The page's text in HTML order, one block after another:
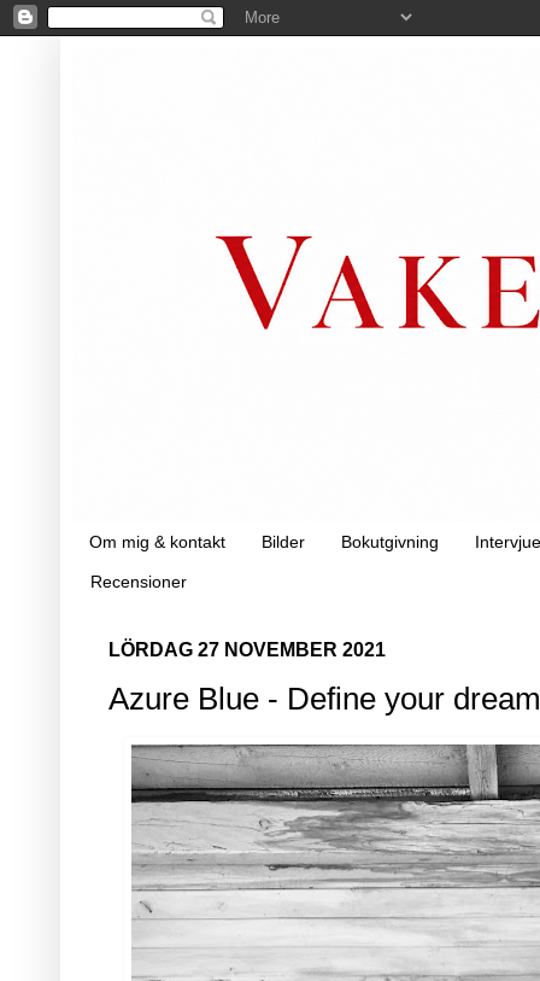
Om mig & kontakt Bilder Bokutgivning
Recensioner
LÖRDAG 27 NOVEMBER 2021
Azure Blue - Define your